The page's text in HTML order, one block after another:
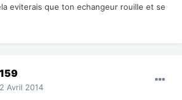
eviterais que ton echangeur rouille et se
Avril 2014